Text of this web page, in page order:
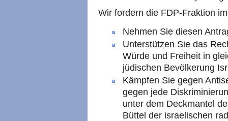
Wir fordern die FDP-Fraktion
Nehmen Sie diesen
Unterstützen Sie das
Würde und Freiheit in
jüdischen Bevölkerung
Kämpfen Sie gegen
gegen jede
unter dem Deckmantel
Büttel der israelischen